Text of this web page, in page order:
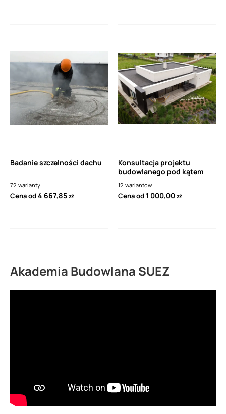
Badanie szczelności dachu
72 warianty
Cena od4 667,85zł
Konsultacja projektu
budowlanego pod kątem
hydroizolacji
12 wariantów
Cena od1 000,00zł
Akademia Budowlana SUEZ